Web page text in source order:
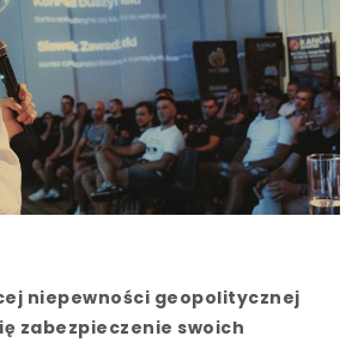
niepewności geopolitycznej
zabezpieczenie swoich